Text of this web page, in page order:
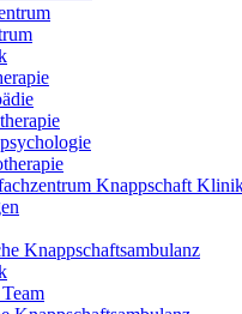
Knappschaft
Knappschaftsambulanz